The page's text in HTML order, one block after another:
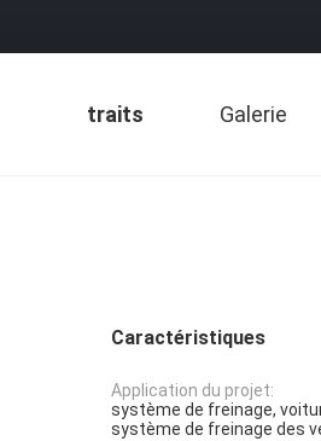
traits Galerie
Caractéristiques
Application du projet:
système de freinage,
système de freinage des